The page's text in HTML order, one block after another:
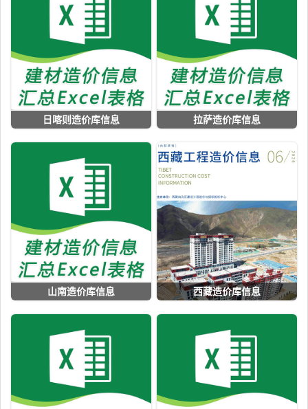
日喀则造价库信息 拉萨造价库信息
山南造价库信息 西藏造价库信息